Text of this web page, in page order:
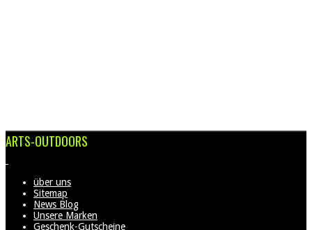
ARTS-OUTDOORS
über uns
Sitemap
News Blog
Unsere Marken
Geschenk-Gutscheine